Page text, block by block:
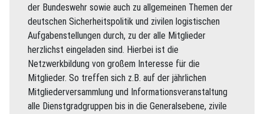
der Bundeswehr sowie auch zu allgemeinen Themen der
deutschen Sicherheitspolitik und zivilen logistischen
Aufgabenstellungen durch, zu der alle Mitglieder
herzlichst eingeladen sind. Hierbei ist die
Netzwerkbildung von großem Interesse für die
Mitglieder. So treffen sich z.B. auf der jährlichen
Mitgliederversammlung und Informationsveranstaltung
alle Dienstgradgruppen bis in die Generalsebene, zivile